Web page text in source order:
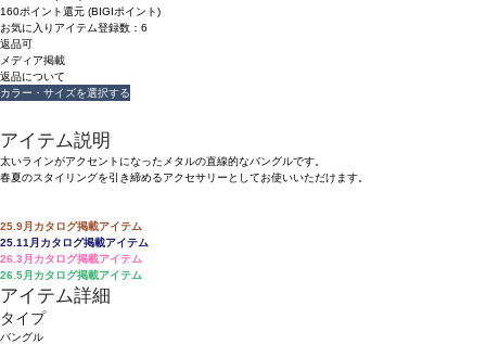
160ポイント還元 (BIGIポイント)
お気に入りアイテム登録数： 6
返品可
メディア掲載
返品について
カラー・サイズを選択する
アイテム説明
太いラインがアクセントになったメタルの直線的なバングルです。
春夏のスタイリングを引き締めるアクセサリーとしてお使いいただけます。
25.9月カタログ掲載アイテム
25.11月カタログ掲載アイテム
26.3月カタログ掲載アイテム
26.5月カタログ掲載アイテム
アイテム詳細
タイプ
バングル